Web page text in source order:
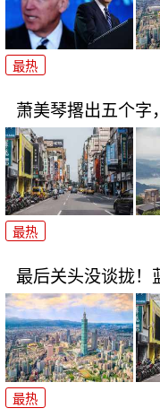
最热
萧美琴撂出五个字
最热
最后关头没谈拢！
最热